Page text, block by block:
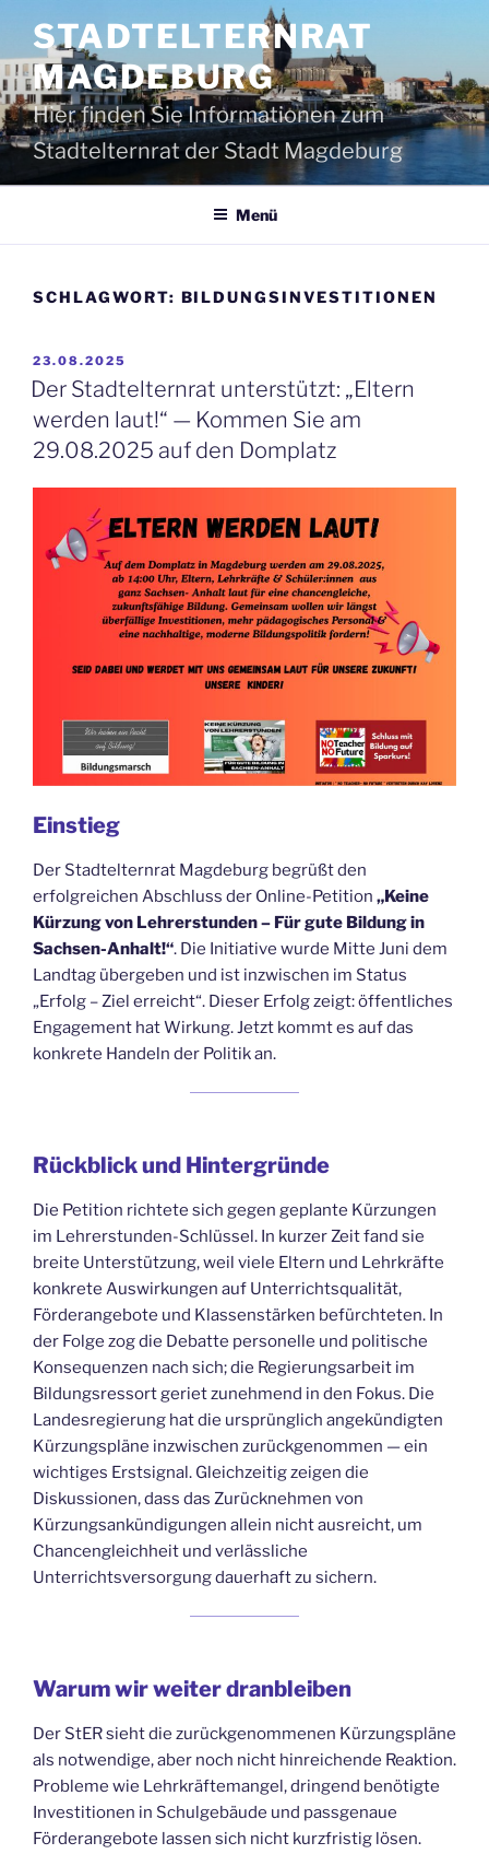
Inhalt
springen
STADTELTERNRAT
MAGDEBURG
Hier finden Sie Informationen zum
Stadtelternrat der Stadt Magdeburg
Menü
SCHLAGWORT: BILDUNGSINVESTITIONEN
VERÖFFENTLICHT
AM
23.08.2025
Der Stadtelternrat unterstützt: „Eltern
werden laut!“ — Kommen Sie am
29.08.2025 auf den Domplatz
Einstieg
Der Stadtelternrat Magdeburg begrüßt den
erfolgreichen Abschluss der Online-Petition „Keine
Kürzung von Lehrerstunden – Für gute Bildung in
Sachsen-Anhalt!“. Die Initiative wurde Mitte Juni dem
Landtag übergeben und ist inzwischen im Status
„Erfolg – Ziel erreicht“. Dieser Erfolg zeigt: öffentliches
Engagement hat Wirkung. Jetzt kommt es auf das
konkrete Handeln der Politik an.
Rückblick und Hintergründe
Die Petition richtete sich gegen geplante Kürzungen
im Lehrerstunden-Schlüssel. In kurzer Zeit fand sie
breite Unterstützung, weil viele Eltern und Lehrkräfte
konkrete Auswirkungen auf Unterrichtsqualität,
Förderangebote und Klassenstärken befürchteten. In
der Folge zog die Debatte personelle und politische
Konsequenzen nach sich; die Regierungsarbeit im
Bildungsressort geriet zunehmend in den Fokus. Die
Landesregierung hat die ursprünglich angekündigten
Kürzungspläne inzwischen zurückgenommen — ein
wichtiges Erstsignal. Gleichzeitig zeigen die
Diskussionen, dass das Zurücknehmen von
Kürzungsankündigungen allein nicht ausreicht, um
Chancengleichheit und verlässliche
Unterrichtsversorgung dauerhaft zu sichern.
Warum wir weiter dranbleiben
Der StER sieht die zurückgenommenen Kürzungspläne
als notwendige, aber noch nicht hinreichende Reaktion.
Probleme wie Lehrkräftemangel, dringend benötigte
Investitionen in Schulgebäude und passgenaue
Förderangebote lassen sich nicht kurzfristig lösen.